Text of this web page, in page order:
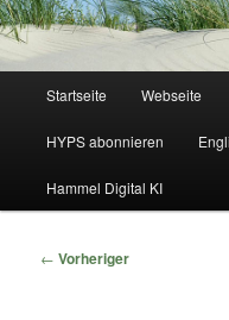
Zum
primären
Inhalt
springen
Zum
sekundären
Inhalt
springen
Startseite Webseite
HYPS abonnieren
Hammel Digital KI
Beitragsnavigation
← Vorheriger